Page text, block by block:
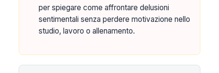
per spiegare come affrontare delusioni
sentimentali senza perdere motivazione nello
studio, lavoro o allenamento.